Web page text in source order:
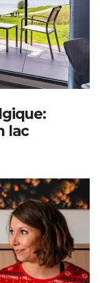
lac